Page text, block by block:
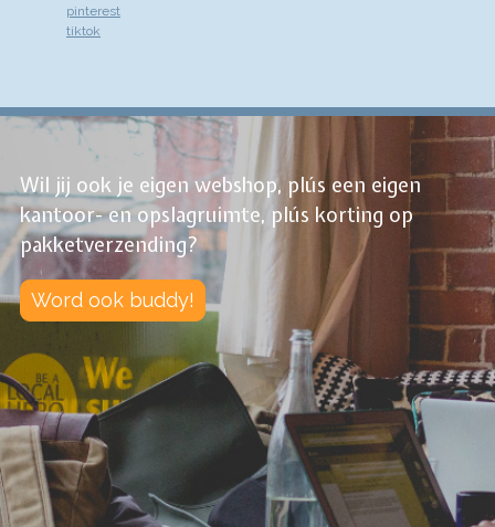
pinterest
tiktok
Wil jij ook je eigen webshop, plús een eigen
kantoor- en opslagruimte, plús korting op
pakketverzending?
Word ook buddy!